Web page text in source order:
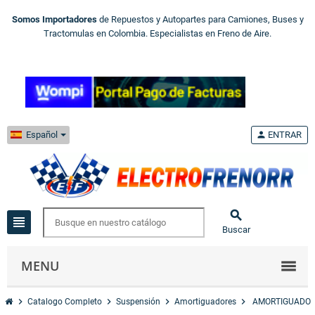
Somos Importadores de Repuestos y Autopartes para Camiones, Buses y
Tractomulas en Colombia. Especialistas en Freno de Aire.
Español
view_headline 
Buscar
person ENTRAR
MENU
chevron_right Catalogo Completo chevron_right Suspensión chevron_right Amortiguadores chevron_right